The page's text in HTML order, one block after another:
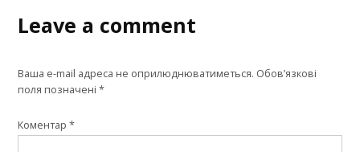
Leave a comment
Ваша e-mail адреса не оприлюднюватиметься. Обов’язкові
поля позначені*
Коментар*